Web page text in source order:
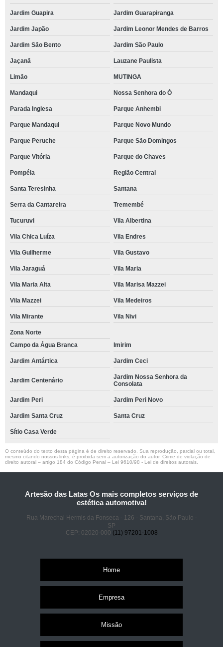
Jardim Guapira Jardim Guarapiranga
Jardim Japão Jardim Leonor Mendes de Barros
Jardim São Bento Jardim São Paulo
Jaçanã Lauzane Paulista
Limão MUTINGA
Mandaqui Nossa Senhora do Ó
Parada Inglesa Parque Anhembi
Parque Mandaqui Parque Novo Mundo
Parque Peruche Parque São Domingos
Parque Vitória Parque do Chaves
Pompéia Região Central
Santa Teresinha Santana
Serra da Cantareira Tremembé
Tucuruvi Vila Albertina
Vila Chica Luíza Vila Endres
Vila Guilherme Vila Gustavo
Vila Jaraguá Vila Maria
Vila Maria Alta Vila Marisa Mazzei
Vila Mazzei Vila Medeiros
Vila Mirante Vila Nivi
Zona Norte
Campo da Água Branca
Imirim
Jardim Antártica Jardim Ceci
Jardim Centenário
Jardim Nossa Senhora da
Consolata
Jardim Peri Jardim Peri Novo
Jardim Santa Cruz Santa Cruz
Sítio Casa Verde
O conteúdo do texto desta página é de direito reservado. Sua reprodução, parcial ou total,
mesmo citando nossos links, é proibida sem a autorização do autor. Crime de violação de
direito autoral – artigo 184 do Código Penal – Lei 9610/98 - Lei de direitos autorais
Artesão das Latas Os mais completos serviços de
estética automotiva!
Rua Marechal Hermis da Fonseca - 126 - Santana, São Paulo -
SP
CEP: 02020-000 (11) 97201-1008
Home
Empresa
Missão